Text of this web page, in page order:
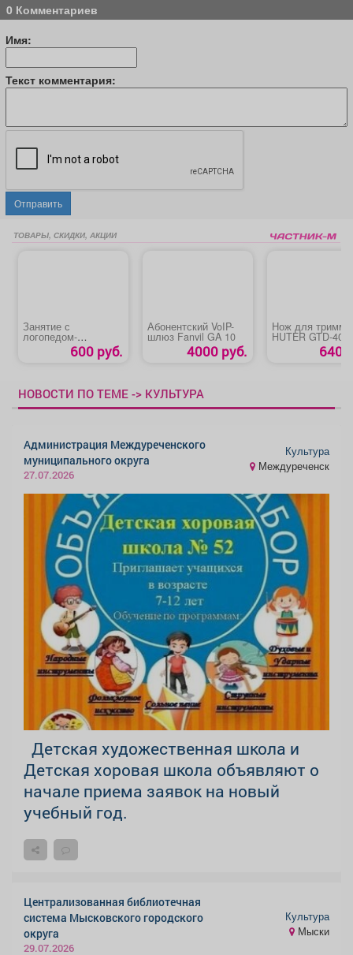
0 Комментариев
Имя:
Текст комментария:
Отправить
ТОВАРЫ, СКИДКИ, АКЦИИ
Занятие с
логопедом-
дефектологом600 руб.
Абонентский VoIP-
шлюз Fanvil GA 10
4000 руб.
Нож для
HUTER GTD-40Т
640
НОВОСТИ ПО ТЕМЕ -> КУЛЬТУРА
Администрация Междуреченского
муниципального округа
27.07.2026
Культура
Междуреченск
Детская художественная школа и
Детская хоровая школа объявляют о
начале приема заявок на новый
учебный год.
Централизованная библиотечная
система Мысковского городского
округа
29.07.2026
Культура
Мыски